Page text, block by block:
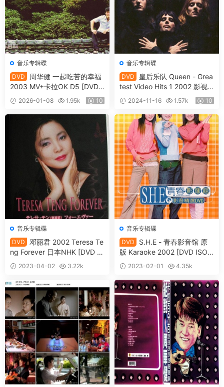
音乐专辑碟
DVD
周华健 一起吃苦的幸福
2003 MV+卡拉OK D5 [DVD I
SO 4.17GB]
2026-01-08 1.95k 10
音乐专辑碟
DVD
皇后乐队 Queen - Grea
test Video Hits 1 2002 影视
精选集1 [2DVD ISO 8.07GB]
2024-11-16 1.57k 10
音乐专辑碟
DVD
邓丽君 2002 Teresa Te
ng Forever 日本NHK [DVD IS
O 3.97G]
2023-04-02
3.22k
音乐专辑碟
DVD
S.H.E - 青春影音馆 原
版 Karaoke 2002 [DVD ISO
4.09G]
2023-02-01
4.35k